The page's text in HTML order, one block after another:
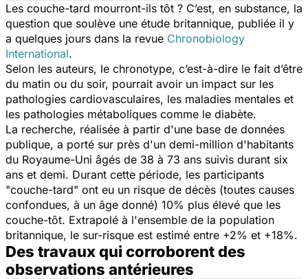
Les couche-tard mourront-ils tôt ? C’est, en substance, la
question que soulève une étude britannique, publiée il y
a quelques jours dans la revue Chronobiology
International.
Selon les auteurs, le chronotype, c’est-à-dire le fait d’être
du matin ou du soir, pourrait avoir un impact sur les
pathologies cardiovasculaires, les maladies mentales et
les pathologies métaboliques comme le diabète.
La recherche, réalisée à partir d'une base de données
publique, a porté sur près d'un demi-million d'habitants
du Royaume-Uni âgés de 38 à 73 ans suivis durant six
ans et demi. Durant cette période, les participants
"couche-tard" ont eu un risque de décès (toutes causes
confondues, à un âge donné) 10% plus élevé que les
couche-tôt. Extrapolé à l'ensemble de la population
britannique, le sur-risque est estimé entre +2% et +18%.
Des travaux qui corroborent des
observations antérieures